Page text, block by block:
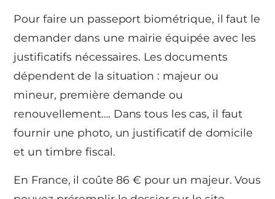
Pour faire un passeport biométrique, il faut le
demander dans une mairie équipée avec les
justificatifs nécessaires. Les documents
dépendent de la situation : majeur ou
mineur, première demande ou
renouvellement…. Dans tous les cas, il faut
fournir une photo, un justificatif de domicile
et un timbre fiscal.
En France, il coûte 86 € pour un majeur. Vous